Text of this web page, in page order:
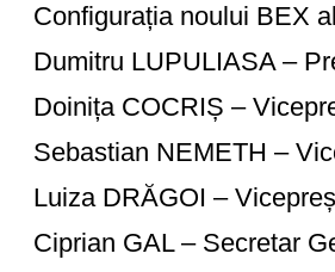
Configurația noului BEX
Dumitru LUPULIASA –
Doinița COCRIȘ –
Sebastian NEMETH –
Luiza DRĂGOI –
Ciprian GAL – Secretar